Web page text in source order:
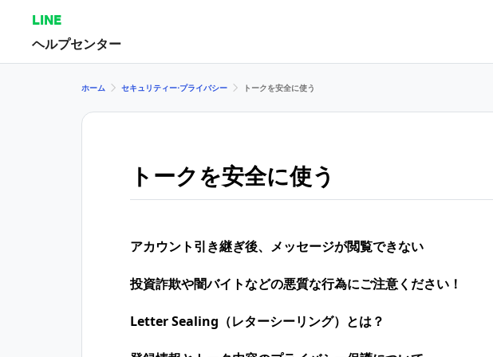
LINE
ヘルプセンター
ホーム セキュリティー⋅プライバシー トークを安全に使う
トークを安全に使う
アカウント引き継ぎ後、メッセージが閲覧できない
投資詐欺や闇バイトなどの悪質な行為にご注意ください！
Letter Sealing（レターシーリング）とは？